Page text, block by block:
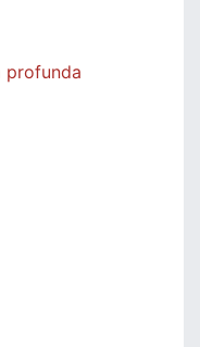
profunda